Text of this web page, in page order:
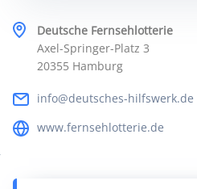
Deutsche Fernsehlotterie
Axel-Springer-Platz 3
20355 Hamburg
info@deutsches-hilfswerk.de
www.fernsehlotterie.de